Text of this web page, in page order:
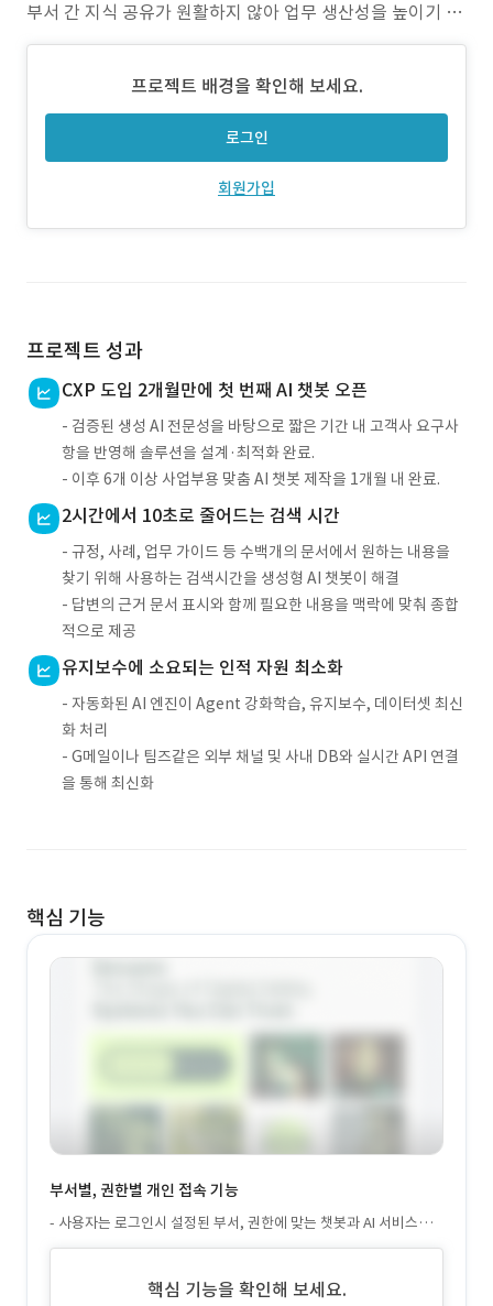
부서 간 지식 공유가 원활하지 않아 업무 생산성을 높이기 어
려웠습니다. 이를 해결하기 위해 AI 기반 챗봇 시스템을 도입
내 지식 관리와 공유를 체계화하는 방안을 마련했습니다. 제
작된 AI는 KT의 20,000명 임직원들이 필요한
프로젝트 배경을 확인해 보세요.
로그인
회원가입
프로젝트 성과
CXP 도입 2개월만에 첫 번째 AI 챗봇 오픈
- 검증된 생성 AI 전문성을 바탕으로 짧은 기간 내 고객사 요구사
항을 반영해 솔루션을 설계·최적화 완료.
- 이후 6개 이상 사업부용 맞춤 AI 챗봇 제작을 1개월 내 완료.
2시간에서 10초로 줄어드는 검색 시간
- 규정, 사례, 업무 가이드 등 수백개의 문서에서 원하는 내용을
찾기 위해 사용하는 검색시간을 생성형 AI 챗봇이 해결
- 답변의 근거 문서 표시와 함께 필요한 내용을 맥락에 맞춰 종합
적으로 제공
유지보수에 소요되는 인적 자원 최소화
- 자동화된 AI 엔진이 Agent 강화학습, 유지보수, 데이터셋 최신
화 처리
- G메일이나 팀즈같은 외부 채널 및 사내 DB와 실시간 API 연결
을 통해 최신화
핵심 기능
부서별, 권한별 개인 접속 기능
- 사용자는 로그인시 설정된 부서, 권한에 맞는 챗봇과 AI 서비스를
이용할 수 있습니다.
핵심 기능을 확인해 보세요.